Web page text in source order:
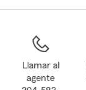
Llamar al
agente